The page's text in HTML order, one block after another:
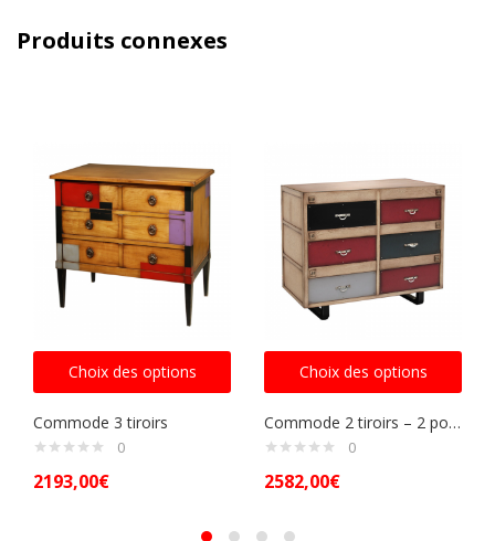
Produits connexes
Choix des options
Commode 3 tiroirs
0
2193,00€
Choix des options
Commode 2 tiroirs – 2 portes – ref 928
0
2582,00€